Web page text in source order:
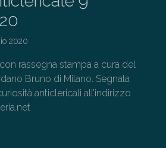
2020
rassegna stampa a cura del
Bruno di Milano. Segnala
anticlericali all’indirizzo